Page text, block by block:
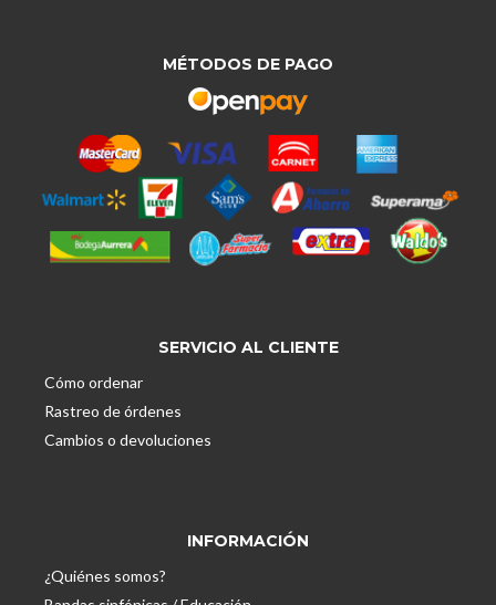
MÉTODOS DE PAGO
SERVICIO AL CLIENTE
Cómo ordenar
Rastreo de órdenes
Cambios o devoluciones
INFORMACIÓN
¿Quiénes somos?